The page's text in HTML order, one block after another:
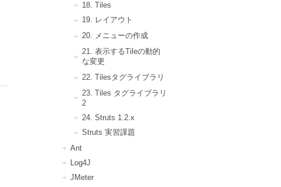
18. Tiles
19. レイアウト
20. メニューの作成
21. 表示するTileの動的
な変更
22. Tilesタグライブラリ
23. Tiles タグライブラリ
2
24. Struts 1.2.x
Struts 実習課題
Ant
Log4J
JMeter